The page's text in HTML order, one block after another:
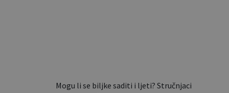
Mogu li se biljke saditi i ljeti? Stručnjaci